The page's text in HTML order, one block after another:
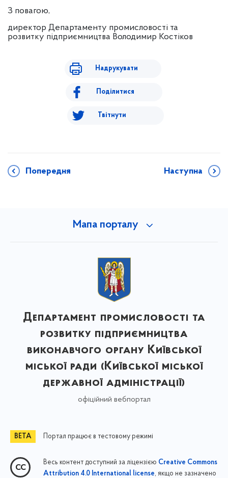
З повагою,
директор Департаменту промисловості та
розвитку підприємництва Володимир Костіков
Надрукувати
Поділитися
Твітнути
Попередня Наступна
Мапа порталу
Департамент промисловості та
розвитку підприємництва
виконавчого органу Київської
міської ради (Київської міської
державної адміністрації)
офіційний вебпортал
Портал працює в тестовому режимі
Весь контент доступний за ліцензією Creative Commons
Attribution 4.0 International license, якщо не зазначено